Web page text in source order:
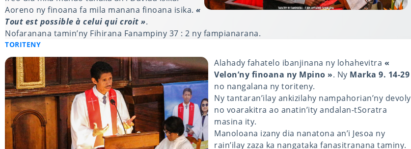
Aoreno ny finoana fa mila manana finoana isika. «
Tout est possible à celui qui croit ».
Nofaranana tamin’ny Fihirana Fanampiny 37 : 2 ny fampianarana.
TORITENY
Alahady fahatelo ibanjinana ny lohahevitra «
Velon’ny finoana ny Mpino ». Ny Marka 9. 14-29
no nangalana ny toriteny.
Ny tantaran’ilay ankizilahy nampahorian’ny devoly
no voarakitra ao anatin’ity andalan-tSoratra
masina ity.
Manoloana izany dia nanatona an’i Jesoa ny
rain’ilay zaza ka nangataka fanasitranana taminy.